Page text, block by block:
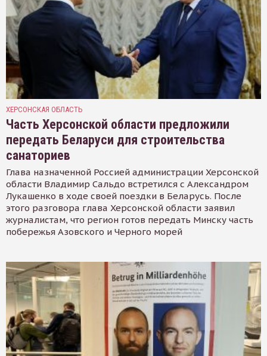
ХЕРСОНСКАЯ ОБЛАСТЬ
Часть Херсонской области предложили
передать Беларуси для строительства
санаториев
Глава назначенной Россией администрации Херсонской
области Владимир Сальдо встретился с Александром
Лукашенко в ходе своей поездки в Беларусь. После
этого разговора глава Херсонской области заявил
журналистам, что регион готов передать Минску часть
побережья Азовского и Черного морей